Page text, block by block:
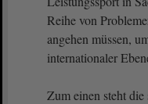
Reihe von
angehen müssen,
internationaler
Zum einen steht